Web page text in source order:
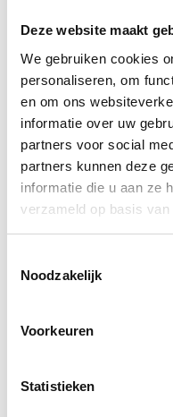
Deze website maakt
We gebruiken cookies
personaliseren, om
en om ons
informatie over uw
partners voor social
partners kunnen deze
informatie die u aan ze
verzameld op basis
Noodzakelijk
Voorkeuren
Statistieken
Het structurele
Planners beheren
met een
Afwezigheden,
daardoor in
aangepast.
Dat zorgt voor:
fouten tussen